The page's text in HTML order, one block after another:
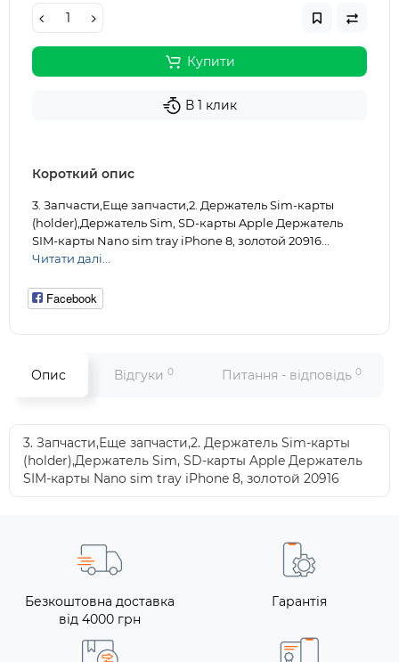
Купити
В 1 клик
Короткий опис
3. Запчасти,Еще запчасти,2. Держатель Sim-карты
(holder),Держатель Sim, SD-карты Apple Держатель
SIM-карты Nano sim tray iPhone 8, золотой 20916...
Читати далі...
Facebook
Опис Відгуки 0 Питання - відповідь 0
3. Запчасти,Еще запчасти,2. Держатель Sim-карты
(holder),Держатель Sim, SD-карты Apple Держатель
SIM-карты Nano sim tray iPhone 8, золотой 20916
Безкоштовна доставка
від 4000 грн
Гарантія